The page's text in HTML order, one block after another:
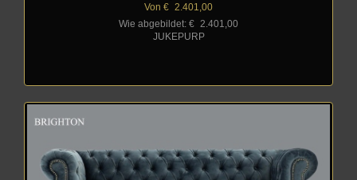
Von € 2.401,00
Wie abgebildet: €
2.401,00
JUKEPURP